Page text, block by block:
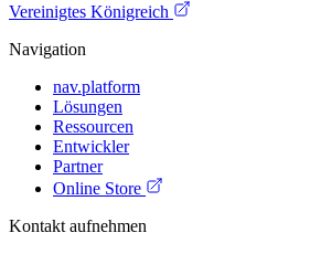
Vereinigtes Königreich
Navigation
nav.platform
Lösungen
Ressourcen
Entwickler
Partner
Online Store
Kontakt aufnehmen